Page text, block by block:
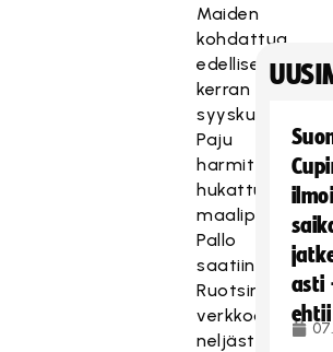
Maiden
kohdattua
edellisen
kerran
syyskuussa
Paju
harmitteli
hukattuja
maalipaikkoja.
Pallo
saatiin
Ruotsin
verkkoon
neljästi
asti